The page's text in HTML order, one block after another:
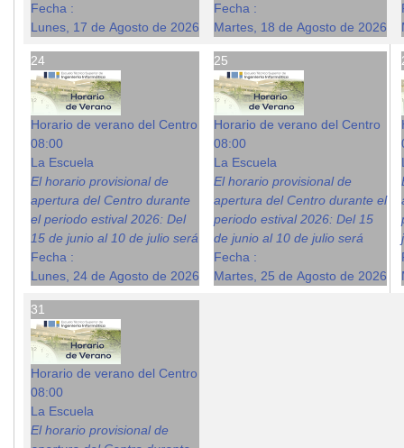
Fecha :
Lunes, 17 de Agosto de 2026
Fecha :
Martes, 18 de Agosto de 2026
24
Horario de verano del Centro
08:00
La Escuela
El horario provisional de
apertura del Centro durante
el periodo estival 2026: Del
15 de junio al 10 de julio será
Fecha :
Lunes, 24 de Agosto de 2026
25
Horario de verano del Centro
08:00
La Escuela
El horario provisional de
apertura del Centro durante el
periodo estival 2026: Del 15
de junio al 10 de julio será
Fecha :
Martes, 25 de Agosto de 2026
31
Horario de verano del Centro
08:00
La Escuela
El horario provisional de